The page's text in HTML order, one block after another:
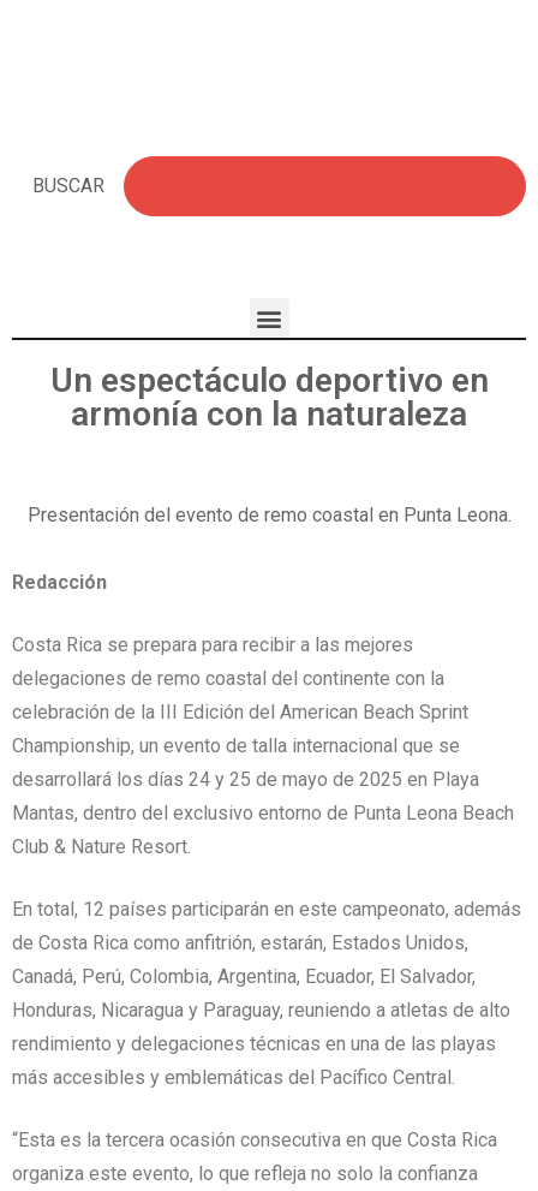
BUSCAR
Un espectáculo deportivo en
armonía con la naturaleza
Presentación del evento de remo coastal en Punta Leona.
Redacción
Costa Rica se prepara para recibir a las mejores
delegaciones de remo coastal del continente con la
celebración de la III Edición del American Beach Sprint
Championship, un evento de talla internacional que se
desarrollará los días 24 y 25 de mayo de 2025 en Playa
Mantas, dentro del exclusivo entorno de Punta Leona Beach
Club & Nature Resort.
En total, 12 países participarán en este campeonato, además
de Costa Rica como anfitrión, estarán, Estados Unidos,
Canadá, Perú, Colombia, Argentina, Ecuador, El Salvador,
Honduras, Nicaragua y Paraguay, reuniendo a atletas de alto
rendimiento y delegaciones técnicas en una de las playas
más accesibles y emblemáticas del Pacífico Central.
“Esta es la tercera ocasión consecutiva en que Costa Rica
organiza este evento, lo que refleja no solo la confianza